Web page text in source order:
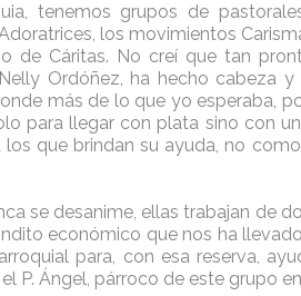
tenemos grupos de
los movimientos
de Cáritas. No creí que tan
Ordóñez, ha hecho cabeza
más de lo que yo esperaba,
para llegar con plata sino con
que brindan su ayuda, no
se desanime, ellas trabajan de
económico que nos ha
para, con esa reserva,
P. Ángel, párroco de este grupo